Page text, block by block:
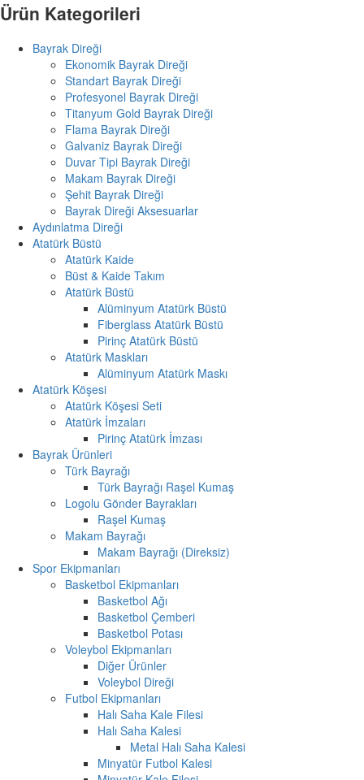
Ürün Kategorileri
Bayrak Direği
Ekonomik Bayrak Direği
Standart Bayrak Direği
Profesyonel Bayrak Direği
Titanyum Gold Bayrak Direği
Flama Bayrak Direği
Galvaniz Bayrak Direği
Duvar Tipi Bayrak Direği
Makam Bayrak Direği
Şehit Bayrak Direği
Bayrak Direği Aksesuarlar
Aydınlatma Direği
Atatürk Büstü
Atatürk Kaide
Büst & Kaide Takım
Atatürk Büstü
Alüminyum Atatürk Büstü
Fiberglass Atatürk Büstü
Pirinç Atatürk Büstü
Atatürk Maskları
Alüminyum Atatürk Maskı
Atatürk Köşesi
Atatürk Köşesi Seti
Atatürk İmzaları
Pirinç Atatürk İmzası
Bayrak Ürünleri
Türk Bayrağı
Türk Bayrağı Raşel Kumaş
Logolu Gönder Bayrakları
Raşel Kumaş
Makam Bayrağı
Makam Bayrağı (Direksiz)
Spor Ekipmanları
Basketbol Ekipmanları
Basketbol Ağı
Basketbol Çemberi
Basketbol Potası
Voleybol Ekipmanları
Diğer Ürünler
Voleybol Direği
Futbol Ekipmanları
Halı Saha Kale Filesi
Halı Saha Kalesi
Metal Halı Saha Kalesi
Minyatür Futbol Kalesi